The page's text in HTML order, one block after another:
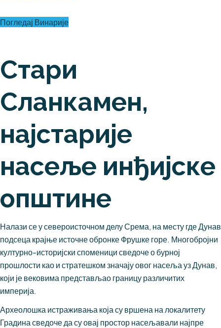
Погледај Винарије
Стари
Сланкамен,
најстарије
насеље инђијске
општине
Налази се у североисточном делу Срема, на месту где Дунав
подсеца крајње источне обронке Фрушке горе. Многобројни
културно-историјски споменици сведоче о бурној
прошлости као и стратешком значају овог насеља уз Дунав,
који је вековима представљао границу различитих
империја.
Археолошка истраживања која су вршена на локалитету
Градина сведоче да су овај простор насељавали најпре